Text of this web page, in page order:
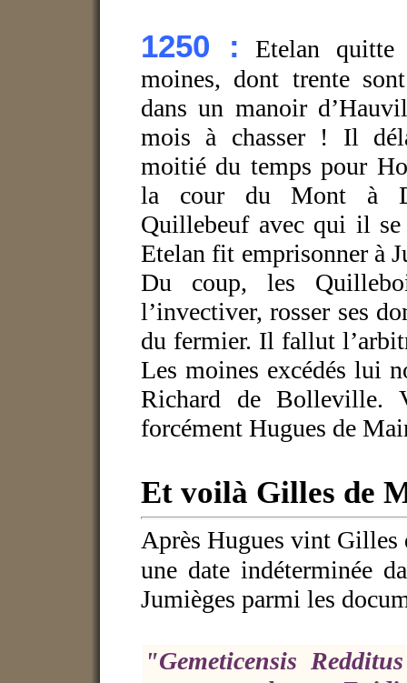
1250 :
Etelan quitte
moines, dont trente
dans un manoir
mois à chasser ! Il
moitié du temps pour
la cour du Mont à
Quillebeuf avec qui il se
Etelan fit emprisonner à
Du coup, les
l’invectiver, rosser ses
du fermier. Il fallut
Les moines excédés lui
Richard de Bolleville.
forcément Hugues de
Et voilà Gilles de
Après Hugues vint Gilles
une date indéterminée
Jumièges parmi les
"Gemeticensis